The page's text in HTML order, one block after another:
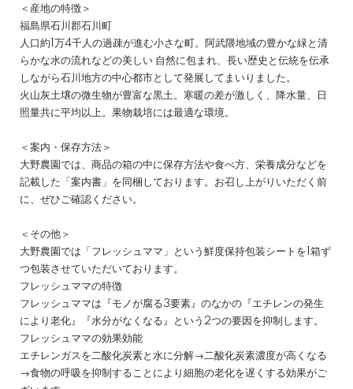
＜産地の特徴＞
福島県石川郡石川町
人口約1万4千人の過疎が進む小さな町。阿武隈地域の豊かな緑と清
らかな水の流れなどの美しい 自然に包まれ、長い歴史と伝統を伝承
しながら石川地方の中心都市として発展してまいりました。
火山灰土壌の微生物が豊富な黒土。寒暖の差が激しく、降水量、日
照量共に平均以上。果物栽培には最適な環境。
＜案内・保存方法＞
大野農園では、商品の箱の中に保存方法や食べ方、栄養成分などを
記載した「案内書」を同梱しております。お召し上がりいただく前
に、ぜひご確認ください。
＜その他＞
大野農園では「フレッシュママ」という鮮度保持包装シートを1箱ず
つ包装させていただいております。
フレッシュママの特徴
フレッシュママは『モノが腐る3要素』のなかの『エチレンの発生
により老化』『水分がなくなる』という2つの要因を抑制します。
フレッシュママの効果効能
エチレンガスを二酸化炭素と水に分解→二酸化炭素濃度が高くなる
→食物の呼吸を抑制することにより細胞の老化を遅くする効果がご